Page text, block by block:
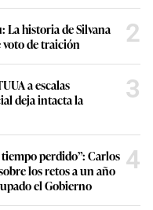
La historia de Silvana
voto de traición
2
a escalas
deja intacta la
3
perdido”: Carlos
los retos a un año
el Gobierno
4